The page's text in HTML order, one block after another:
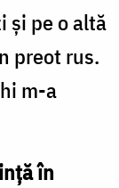
și pe o altă
preot rus.
m-a
în